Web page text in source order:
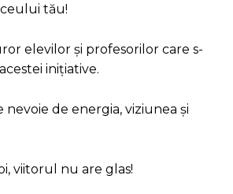
tău!
elevilor și profesorilor care s-
inițiative.
nevoie de energia, viziunea și
viitorul nu are glas!